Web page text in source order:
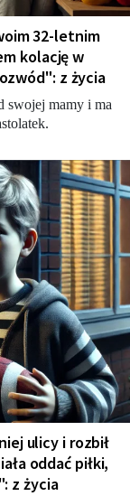
32-letnim
kolację w
z życia
swojej mamy i ma
ulicy i rozbił
oddać piłki,
z życia